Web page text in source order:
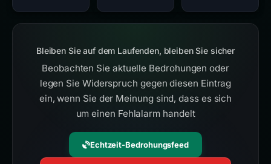
Bleiben Sie auf dem Laufenden, bleiben Sie sicher
Beobachten Sie aktuelle Bedrohungen oder
legen Sie Widerspruch gegen diesen Eintrag
ein, wenn Sie der Meinung sind, dass es sich
um einen Fehlalarm handelt
Echtzeit-Bedrohungsfeed